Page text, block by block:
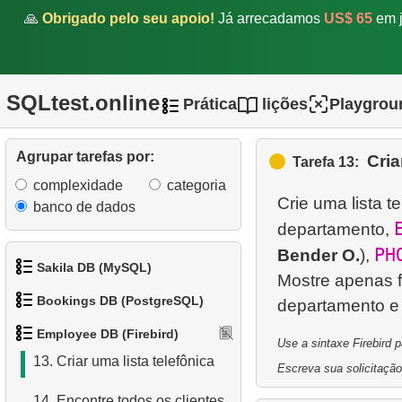
🙏 Obrigado pelo seu apoio! Já arrecadamos US$ 65 em
SQLtest.online Prática lições
Agrupar tarefas por:
complexidade
categoria
banco de dados
Sakila DB (MySQL)
2.
Obtenha a lista de nomes
Bookings DB (PostgreSQL)
Employee DB (Firebird)
7.Encontre o salário do
8.Encontre funcionários com
salários altos
9.Funcionários com Salário
Acima da Média
10. Encontre o departamento
11.Funcionários envolvidos no
projeto
12.Relatório de
13. Criar uma lista telefônica
Tarefa 13:
Crie uma lista
departamento,
Bender O.),
Mostre apenas
Use a sintaxe Firebird
Escreva sua